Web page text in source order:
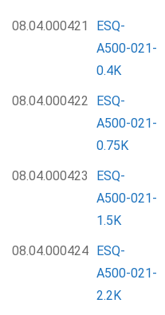
08.04.000421
ESQ-
A500-021-
0.4K
08.04.000422
ESQ-
A500-021-
0.75K
08.04.000423
ESQ-
A500-021-
1.5K
08.04.000424 ESQ-
A500-021-
2.2K